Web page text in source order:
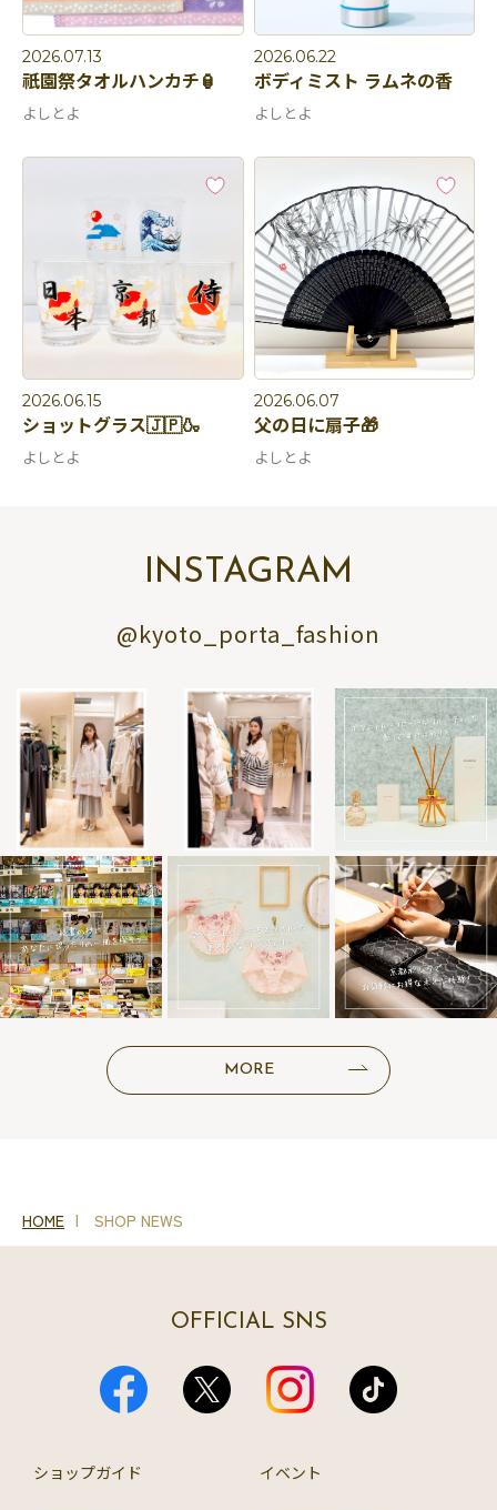
2026.07.13
祇園祭タオルハンカチ🏮
よしとよ
2026.06.22
ボディミスト ラムネの香
よしとよ
2026.06.15
ショットグラス🇯🇵🍶
よしとよ
2026.06.07
父の日に扇子🎁
よしとよ
INSTAGRAM
@kyoto_porta_fashion
MORE
HOME SHOP NEWS
OFFICIAL SNS
ショップガイド イベント